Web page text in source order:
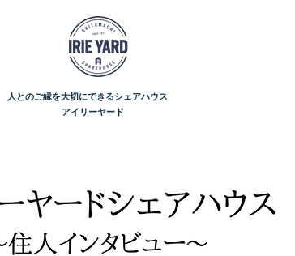
​人とのご縁を大切にできるシェアハウス
​アイリーヤード